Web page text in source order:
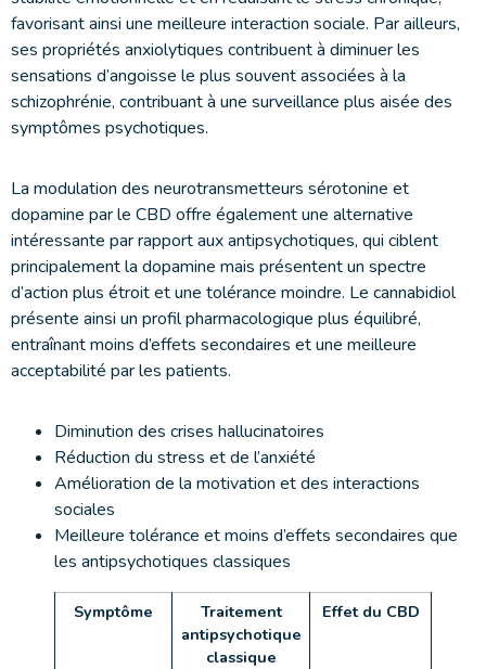
favorisant ainsi une meilleure interaction sociale. Par ailleurs,
ses propriétés anxiolytiques contribuent à diminuer les
sensations d’angoisse le plus souvent associées à la
schizophrénie, contribuant à une surveillance plus aisée des
symptômes psychotiques.
La modulation des neurotransmetteurs sérotonine et
dopamine par le CBD offre également une alternative
intéressante par rapport aux antipsychotiques, qui ciblent
principalement la dopamine mais présentent un spectre
d’action plus étroit et une tolérance moindre. Le cannabidiol
présente ainsi un profil pharmacologique plus équilibré,
entraînant moins d’effets secondaires et une meilleure
acceptabilité par les patients.
Diminution des crises hallucinatoires
Réduction du stress et de l’anxiété
Amélioration de la motivation et des interactions
sociales
Meilleure tolérance et moins d’effets secondaires que
les antipsychotiques classiques
Symptôme
Traitement
antipsychotique
classique
Effet du CBD